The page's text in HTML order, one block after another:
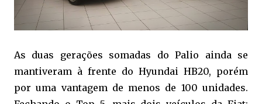
As duas gerações somadas do Palio ainda se
mantiveram à frente do Hyundai HB20, porém
por uma vantagem de menos de 100 unidades.